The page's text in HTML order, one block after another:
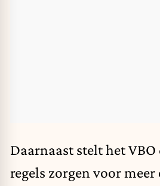
Daarnaast stelt het
regels zorgen voor